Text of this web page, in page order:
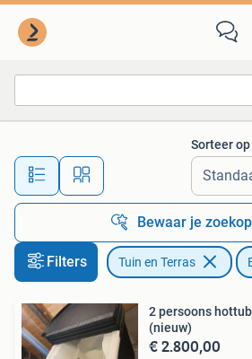
Alle afstanden…
Sorteer op
Bewaar je
Filters Tuin en Terras
2 persoons
(nieuw)
€ 2.800,00